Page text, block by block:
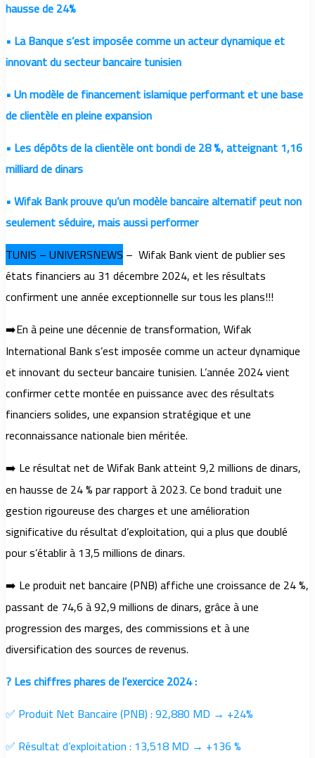
hausse de 24%
• La Banque s’est imposée comme un acteur dynamique et
innovant du secteur bancaire tunisien
• Un modèle de financement islamique performant et une base
de clientèle en pleine expansion
• Les dépôts de la clientèle ont bondi de 28 %, atteignant 1,16
milliard de dinars
• Wifak Bank prouve qu’un modèle bancaire alternatif peut non
seulement séduire, mais aussi performer
TUNIS – UNIVERSNEWS – Wifak Bank vient de publier ses
états financiers au 31 décembre 2024, et les résultats
confirment une année exceptionnelle sur tous les plans!!!
➡️En à peine une décennie de transformation, Wifak
International Bank s’est imposée comme un acteur dynamique
et innovant du secteur bancaire tunisien. L’année 2024 vient
confirmer cette montée en puissance avec des résultats
financiers solides, une expansion stratégique et une
reconnaissance nationale bien méritée.
➡️ Le résultat net de Wifak Bank atteint 9,2 millions de dinars,
en hausse de 24 % par rapport à 2023. Ce bond traduit une
gestion rigoureuse des charges et une amélioration
significative du résultat d’exploitation, qui a plus que doublé
pour s’établir à 13,5 millions de dinars.
➡️ Le produit net bancaire (PNB) affiche une croissance de 24 %,
passant de 74,6 à 92,9 millions de dinars, grâce à une
progression des marges, des commissions et à une
diversification des sources de revenus.
? Les chiffres phares de l’exercice 2024 :
✅ Produit Net Bancaire (PNB) : 92,880 MD → +24%
✅ Résultat d’exploitation : 13,518 MD → +136 %